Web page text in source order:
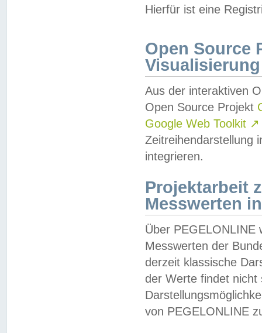
Hierfür ist eine
Open Source
Visualisierung
Aus der interaktiven
Open Source Projekt
Google Web Toolkit ↗
Zeitreihendarstellung
integrieren.
Projektarbeit
Messwerten
Über PEGELONLINE
Messwerten der
derzeit klassische
der Werte findet
von PEGELONLINE